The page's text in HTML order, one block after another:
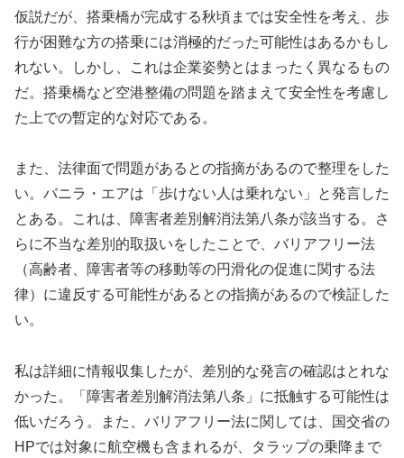
仮説だが、搭乗橋が完成する秋頃までは安全性を考え、歩
行が困難な方の搭乗には消極的だった可能性はあるかもし
れない。しかし、これは企業姿勢とはまったく異なるもの
だ。搭乗橋など空港整備の問題を踏まえて安全性を考慮し
た上での暫定的な対応である。
また、法律面で問題があるとの指摘があるので整理をした
い。バニラ・エアは「歩けない人は乗れない」と発言した
とある。これは、障害者差別解消法第八条が該当する。さ
らに不当な差別的取扱いをしたことで、バリアフリー法
（高齢者、障害者等の移動等の円滑化の促進に関する法
律）に違反する可能性があるとの指摘があるので検証した
い。
私は詳細に情報収集したが、差別的な発言の確認はとれな
かった。「障害者差別解消法第八条」に抵触する可能性は
低いだろう。また、バリアフリー法に関しては、国交省の
HPでは対象に航空機も含まれるが、タラップの乗降まで